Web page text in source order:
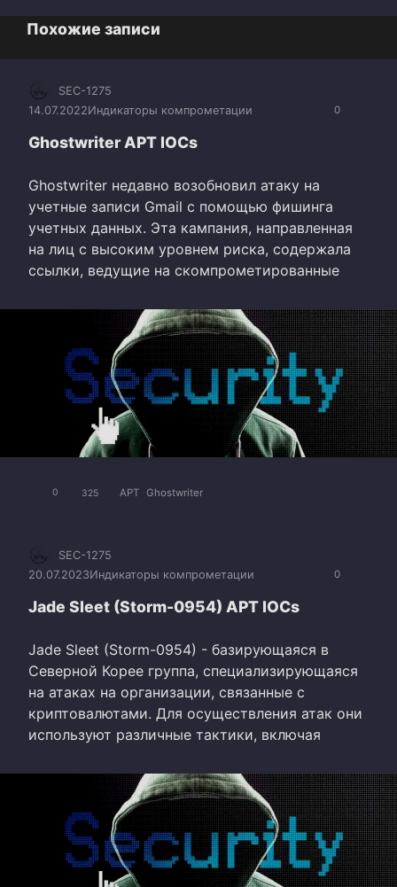
Похожие записи
0
SEC-1275
14.07.2022Индикаторы компрометации
Ghostwriter APT IOCs
Ghostwriter недавно возобновил атаку на
учетные записи Gmail с помощью фишинга
учетных данных. Эта кампания, направленная
на лиц с высоким уровнем риска, содержала
ссылки, ведущие на скомпрометированные
0 325 APT Ghostwriter
0
SEC-1275
20.07.2023Индикаторы компрометации
Jade Sleet (Storm-0954) APT IOCs
Jade Sleet (Storm-0954) - базирующаяся в
Северной Корее группа, специализирующаяся
на атаках на организации, связанные с
криптовалютами. Для осуществления атак они
используют различные тактики, включая